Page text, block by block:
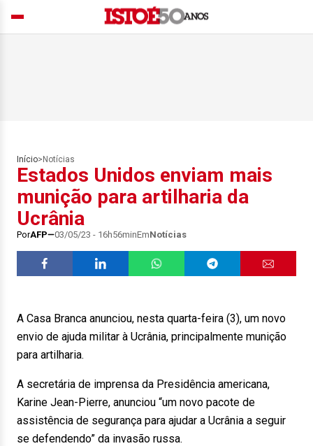
Início> Notícias
Estados Unidos enviam mais
munição para artilharia da
Ucrânia
PorAFP 03/05/23 - 16h56minEmNotícias
A Casa Branca anunciou, nesta quarta-feira (3), um novo
envio de ajuda militar à Ucrânia, principalmente munição
para artilharia.
A secretária de imprensa da Presidência americana,
Karine Jean-Pierre, anunciou “um novo pacote de
assistência de segurança para ajudar a Ucrânia a seguir
se defendendo” da invasão russa.